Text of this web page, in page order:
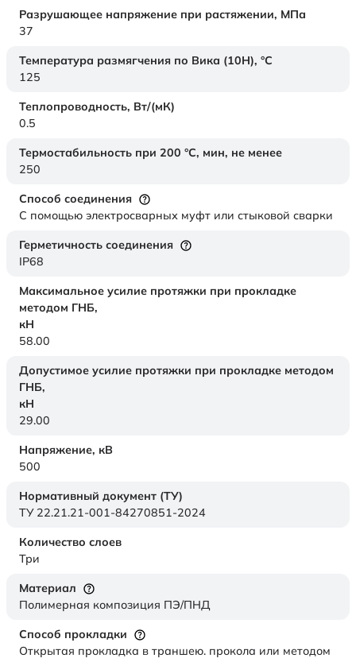
Разрушающее напряжение при растяжении, МПа
37
Температура размягчения по Вика (10Н), °C
125
Теплопроводность, Вт/(мК)
0.5
Термостабильность при 200 °С, мин, не менее
250
Способ соединения
С помощью электросварных муфт или стыковой сварки
Герметичность соединения
IP68
Максимальное усилие протяжки при прокладке
методом ГНБ,
кН
58.00
Допустимое усилие протяжки при прокладке методом
ГНБ,
кН
29.00
Напряжение, кВ
500
Нормативный документ (ТУ)
ТУ 22.21.21-001-84270851-2024
Количество слоев
Три
Материал
Полимерная композиция ПЭ/ПНД
Способ прокладки
Открытая прокладка в траншею. прокола или методом